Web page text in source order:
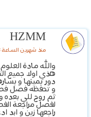
HZMM
منذ شهرين الساعة 20:53
والله مادة
هذي اولا جميع
دور يمينها و
و تحفظه فصل
ثم روح للي
لفصل مراجعة
راجعها زين و ابد